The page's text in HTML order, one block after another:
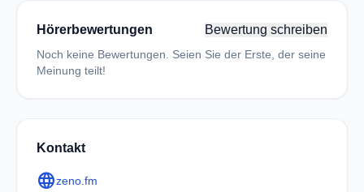
Hörerbewertungen Bewertung schreiben
Noch keine Bewertungen. Seien Sie der Erste, der seine
Meinung teilt!
Kontakt
languagezeno.fm